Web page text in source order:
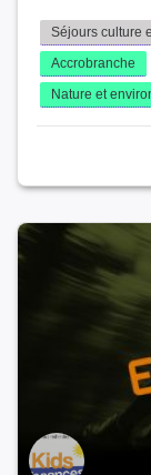
Séjours culture
Accrobranche
Nature et